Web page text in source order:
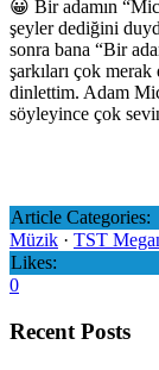
😀 Bir adamın
şeyler dediğini
sonra bana “Bir
şarkıları çok
dinlettim. Adam
söyleyince çok
Article Categories:
Müzik · TST
Likes:
0
Recent Posts